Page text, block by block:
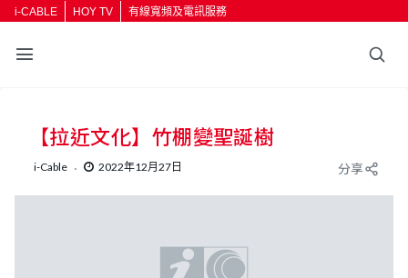
i-CABLE HOY TV 有線寬頻及電訊服務
按輸入鍵開始搜尋
【拉近文化】竹棚變聖誕樹
i-Cable 2022年12月27日 分享